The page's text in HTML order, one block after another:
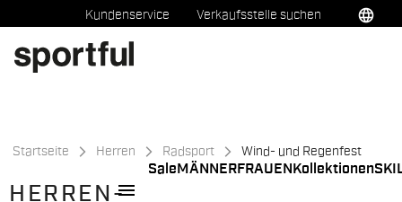
Inhalt
springen
Navigation
springen
Kundenservice Verkaufsstelle suchen language
Sale MÄNNERFRAUEN Kollektionen
menu
Startseite Herren Radsport Wind- und Regenfest
HERREN-